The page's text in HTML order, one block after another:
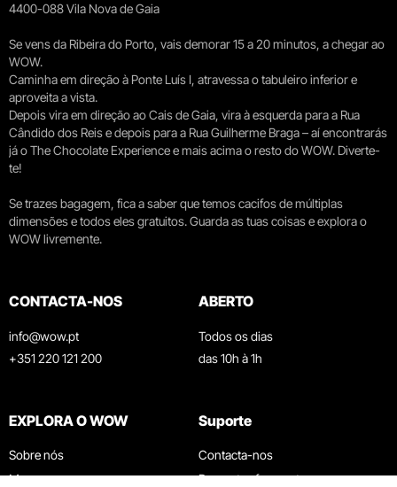
4400-088 Vila Nova de Gaia
Se vens da Ribeira do Porto, vais demorar 15 a 20 minutos, a chegar ao
WOW.
Caminha em direção à Ponte Luís I, atravessa o tabuleiro inferior e
aproveita a vista.
Depois vira em direção ao Cais de Gaia, vira à esquerda para a Rua
Cândido dos Reis e depois para a Rua Guilherme Braga – aí encontrarás
já o The Chocolate Experience e mais acima o resto do WOW. Diverte-
te!
Se trazes bagagem, fica a saber que temos cacifos de múltiplas
dimensões e todos eles gratuitos. Guarda as tuas coisas e explora o
WOW livremente.
CONTACTA-NOS
info@wow.pt
+351 220 121 200
ABERTO
Todos os dias
das 10h à 1h
EXPLORA O WOW
Sobre nós
Museus
Suporte
Contacta-nos
Perguntas frequentes